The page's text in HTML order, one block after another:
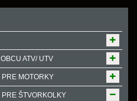
ATV/ UTV
MOTORKY
ŠTVORKOLKY